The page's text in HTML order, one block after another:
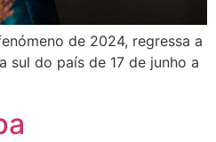
de 2024, regressa a
sul do país de 17 de junho a